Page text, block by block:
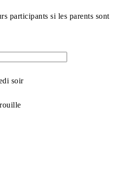
participants si les parents sont
soir